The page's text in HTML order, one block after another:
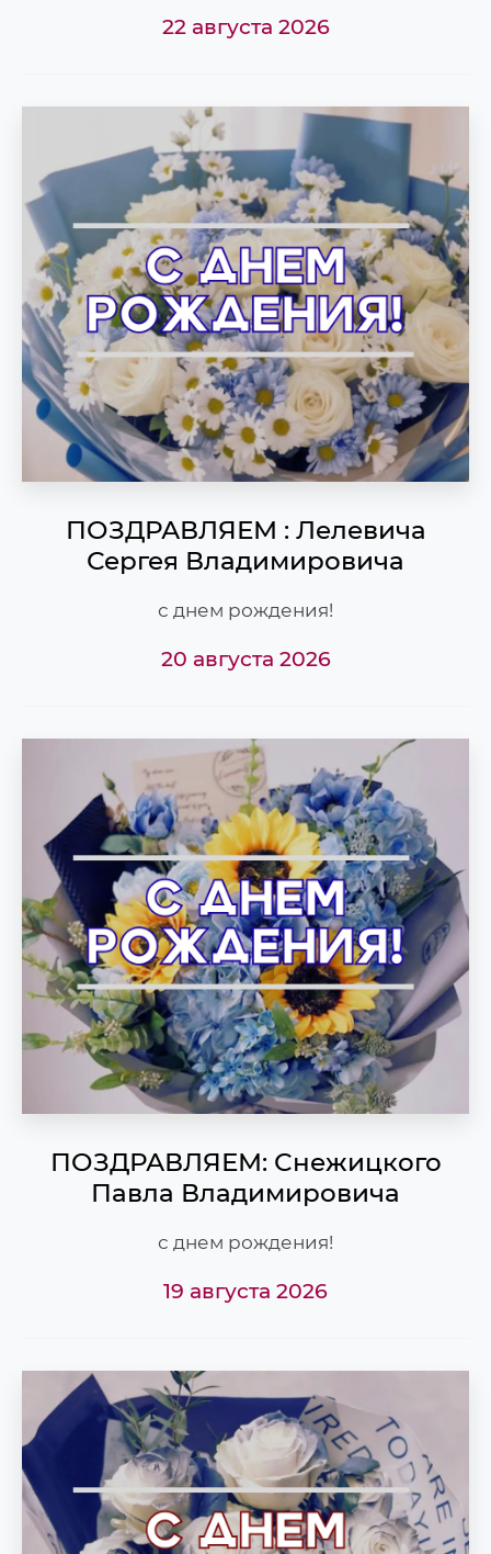
22 августа 2026
ПОЗДРАВЛЯЕМ : Лелевича
Сергея Владимировича
с днем рождения!
20 августа 2026
ПОЗДРАВЛЯЕМ: Снежицкого
Павла Владимировича
с днем рождения!
19 августа 2026